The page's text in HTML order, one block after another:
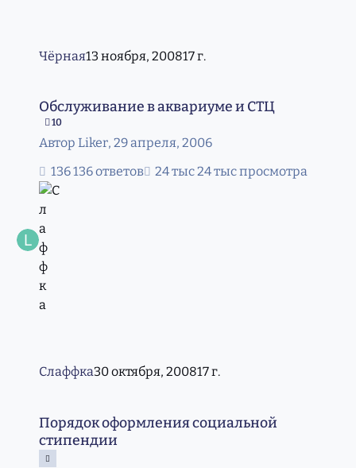
Чёрная13 ноября, 200817 г.
Обслуживание в аквариуме и СТЦ
10
Автор Liker, 29 апреля, 2006
136 ответов
24 тыс просмотра
Слаффка30 октября, 200817 г.
Порядок оформления социальной
стипендии